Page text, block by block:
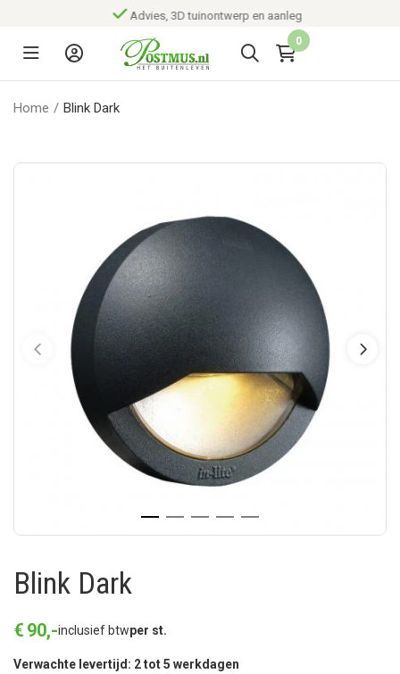
Advies, 3D tuinontwerp en aanleg
0
Home / Blink Dark
Blink Dark
€ 90,-inclusief btwper st.
Verwachte levertijd: 2 tot 5 werkdagen